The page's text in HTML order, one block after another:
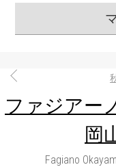
ファジアー
岡
Fagiano